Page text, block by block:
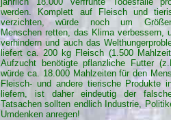
werden. Komplett auf Fleisch und
verzichten, würde noch um
Menschen retten, das Klima verbessern,
verhindern und auch das
liefert ca. 200 kg Fleisch (1.500
Aufzucht benötigte pflanzliche Futter
würde ca. 18.000 Mahlzeiten für den
Fleisch- und andere tierische Produkte
liefern, ist daher eindeutig der
Tatsachen sollten endlich Industrie,
Umdenken anregen!